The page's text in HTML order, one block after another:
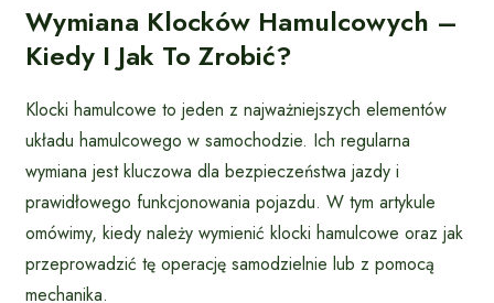
Wymiana Klocków Hamulcowych –
Kiedy I Jak To Zrobić?
Klocki hamulcowe to jeden z najważniejszych elementów
układu hamulcowego w samochodzie. Ich regularna
wymiana jest kluczowa dla bezpieczeństwa jazdy i
prawidłowego funkcjonowania pojazdu. W tym artykule
omówimy, kiedy należy wymienić klocki hamulcowe oraz jak
przeprowadzić tę operację samodzielnie lub z pomocą
mechanika.